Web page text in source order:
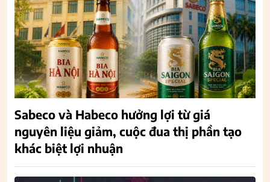
Sabeco và Habeco hưởng lợi từ giá
nguyên liệu giảm, cuộc đua thị phần tạo
khác biệt lợi nhuận